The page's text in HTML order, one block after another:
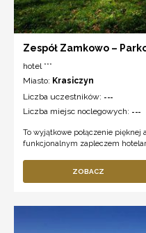
Zespół Zamkowo –
hotel ***
Miasto: Krasiczyn
Liczba uczestników: ---
Liczba miejsc noclegowych: ---
To wyjątkowe połączenie
funkcjonalnym zapleczem
ZOBACZ